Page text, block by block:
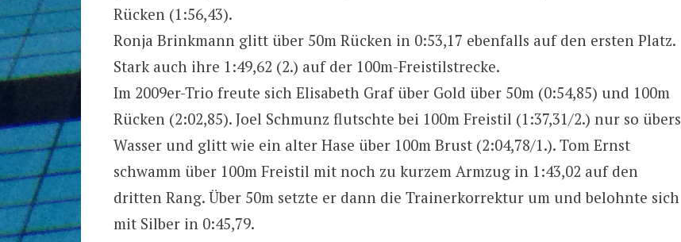
Rücken (1:56,43).
Ronja Brinkmann glitt über 50m Rücken in 0:53,17 ebenfalls auf den ersten Platz.
Stark auch ihre 1:49,62 (2.) auf der 100m-Freistilstrecke.
Im 2009er-Trio freute sich Elisabeth Graf über Gold über 50m (0:54,85) und 100m
Rücken (2:02,85). Joel Schmunz flutschte bei 100m Freistil (1:37,31/2.) nur so übers
Wasser und glitt wie ein alter Hase über 100m Brust (2:04,78/1.). Tom Ernst
schwamm über 100m Freistil mit noch zu kurzem Armzug in 1:43,02 auf den
dritten Rang. Über 50m setzte er dann die Trainerkorrektur um und belohnte sich
mit Silber in 0:45,79.